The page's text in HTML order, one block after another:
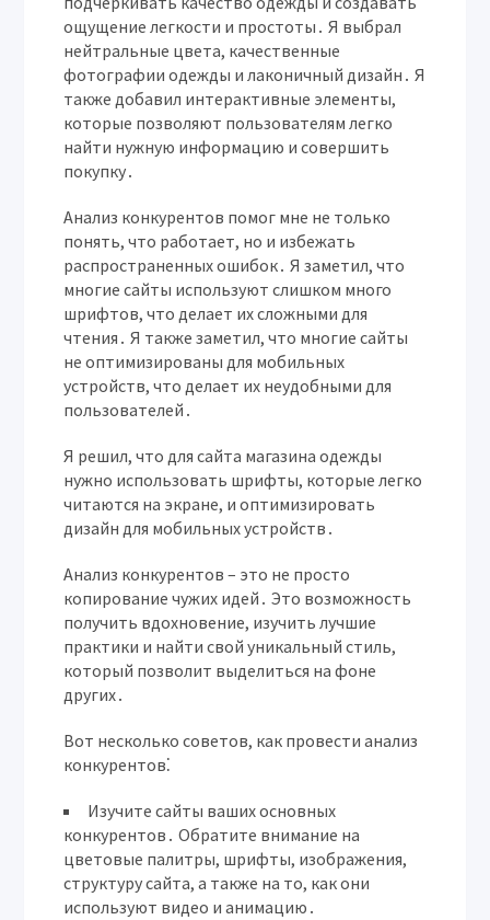
ощущение легкости и простоты․ Я выбрал
нейтральные цвета, качественные
фотографии одежды и лаконичный дизайн․ Я
также добавил интерактивные элементы,
которые позволяют пользователям легко
найти нужную информацию и совершить
покупку․
Анализ конкурентов помог мне не только
понять, что работает, но и избежать
распространенных ошибок․ Я заметил, что
многие сайты используют слишком много
шрифтов, что делает их сложными для
чтения․ Я также заметил, что многие сайты
не оптимизированы для мобильных
устройств, что делает их неудобными для
пользователей․
Я решил, что для сайта магазина одежды
нужно использовать шрифты, которые легко
читаются на экране, и оптимизировать
дизайн для мобильных устройств․
Анализ конкурентов – это не просто
копирование чужих идей․ Это возможность
получить вдохновение, изучить лучшие
практики и найти свой уникальный стиль,
который позволит выделиться на фоне
других․
Вот несколько советов, как провести анализ
конкурентов⁚
Изучите сайты ваших основных
конкурентов․ Обратите внимание на
цветовые палитры, шрифты, изображения,
структуру сайта, а также на то, как они
используют видео и анимацию․